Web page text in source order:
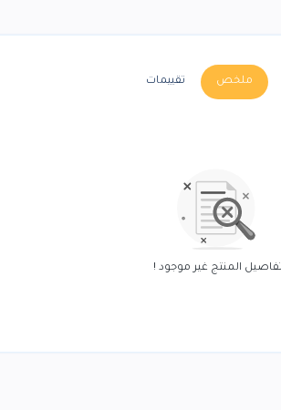
ملخص تقييمات
المنتج غير موجود !